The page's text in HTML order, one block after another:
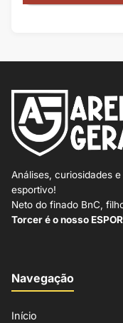
Análises, curiosidades
esportivo!
Neto do finado BnC,
Torcer é o nosso
Navegação
Início